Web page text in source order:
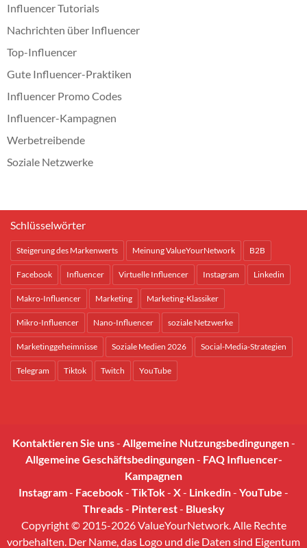
Influencer Tutorials
Nachrichten über Influencer
Top-Influencer
Gute Influencer-Praktiken
Influencer Promo Codes
Influencer-Kampagnen
Werbetreibende
Soziale Netzwerke
Schlüsselwörter
Steigerung des Markenwerts Meinung ValueYourNetwork B2B
Facebook Influencer Virtuelle Influencer Instagram Linkedin
Makro-Influencer Marketing Marketing-Klassiker
Mikro-Influencer Nano-Influencer soziale Netzwerke
Marketinggeheimnisse Soziale Medien 2026 Social-Media-Strategien
Telegram Tiktok Twitch YouTube
Kontaktieren Sie uns- Allgemeine Nutzungsbedingungen-
Allgemeine Geschäftsbedingungen- FAQ Influencer-
Kampagnen
Instagram- Facebook- TikTok- X- Linkedin- YouTube -
Threads- Pinterest- Bluesky
Copyright © 2015-2026 ValueYourNetwork. Alle Rechte
vorbehalten. Der Name, das Logo und die Daten sind Eigentum